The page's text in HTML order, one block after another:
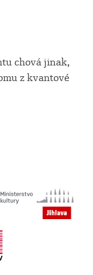
chová jinak,
z kvantové